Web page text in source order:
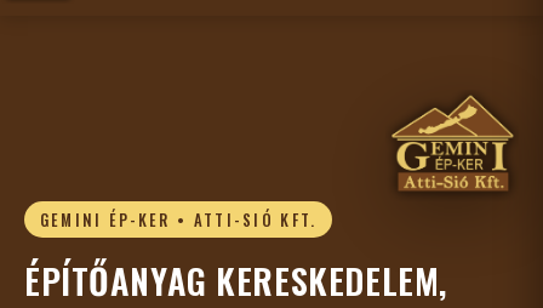
GEMINI ÉP-KER • ATTI-SIÓ KFT.
ÉPÍTŐANYAG KERESKEDELEM,